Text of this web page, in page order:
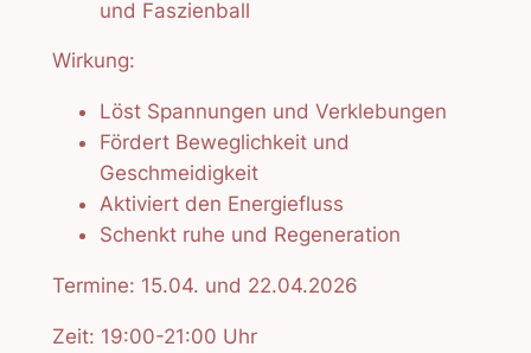
und Faszienball
Wirkung:
Löst Spannungen und Verklebungen
Fördert Beweglichkeit und
Geschmeidigkeit
Aktiviert den Energiefluss
Schenkt ruhe und Regeneration
Termine: 15.04. und 22.04.2026
Zeit: 19:00-21:00 Uhr